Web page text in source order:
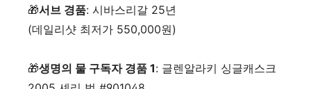
🎁서브 경품: 시바스리갈 25년
(데일리샷 최저가 550,000원)
🎁생명의 물 구독자 경품 1: 글렌알라키 싱글캐스크